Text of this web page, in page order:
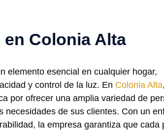
en Colonia Alta
elemento esencial en cualquier hogar,
y control de la luz. En Colonia Alta,
por ofrecer una amplia variedad de
necesidades de sus clientes. Con un
la empresa garantiza que cada